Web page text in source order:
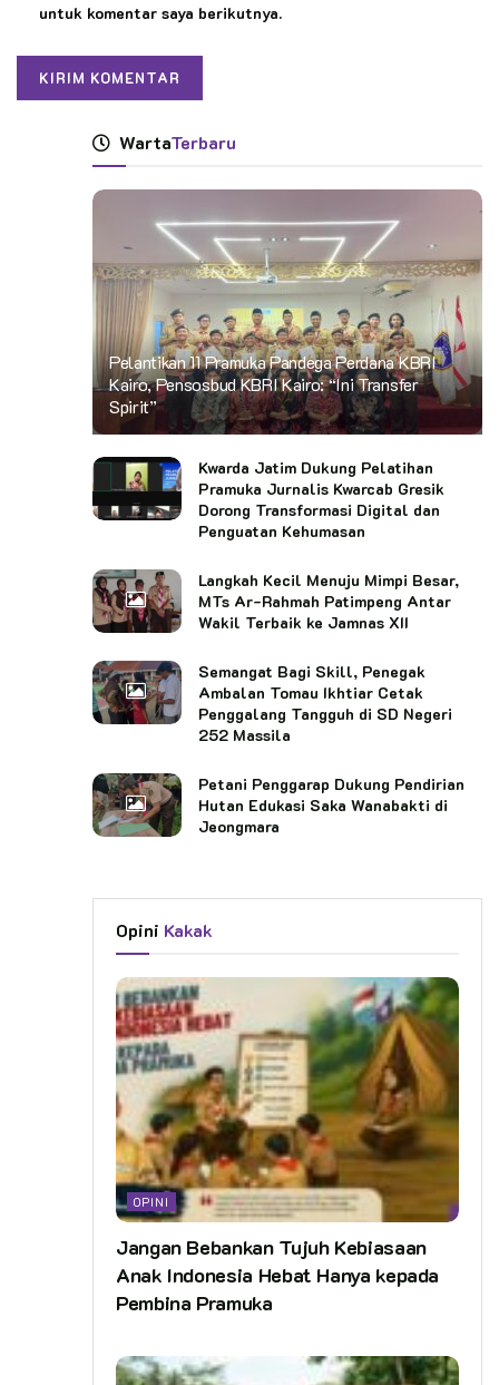
untuk komentar saya berikutnya.
WartaTerbaru
Pelantikan 11 Pramuka Pandega Perdana KBRI
Kairo, Pensosbud KBRI Kairo: “Ini Transfer
Spirit”
Kwarda Jatim Dukung Pelatihan
Pramuka Jurnalis Kwarcab Gresik
Dorong Transformasi Digital dan
Penguatan Kehumasan
Langkah Kecil Menuju Mimpi Besar,
MTs Ar-Rahmah Patimpeng Antar
Wakil Terbaik ke Jamnas XII
Semangat Bagi Skill, Penegak
Ambalan Tomau Ikhtiar Cetak
Penggalang Tangguh di SD Negeri
252 Massila
Petani Penggarap Dukung Pendirian
Hutan Edukasi Saka Wanabakti di
Jeongmara
Opini Kakak
OPINI
Jangan Bebankan Tujuh Kebiasaan
Anak Indonesia Hebat Hanya kepada
Pembina Pramuka